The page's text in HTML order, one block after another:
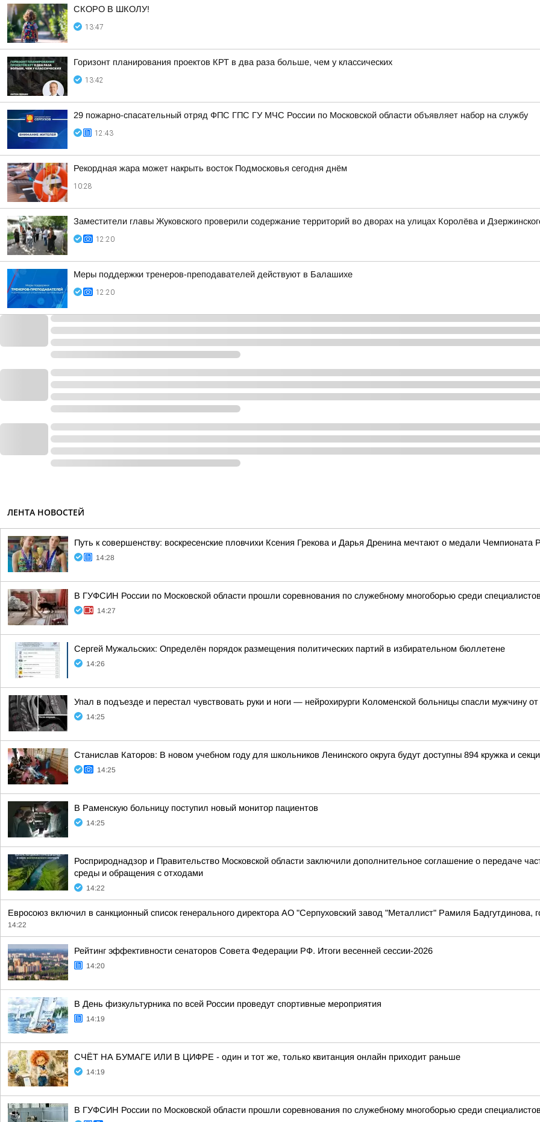
СКОРО В ШКОЛУ!
13:47
Горизонт планирования проектов КРТ в два раза больше, чем у классических
13:42
29 пожарно-спасательный отряд ФПС ГПС ГУ МЧС России по Московской области объявляет набор на службу
12:43
Рекордная жара может накрыть восток Подмосковья сегодня днём
10:28
Заместители главы Жуковского проверили содержание территорий во дворах на улицах Королёва и
12:20
Меры поддержки тренеров-преподавателей действуют в Балашихе
12:20
ЛЕНТА НОВОСТЕЙ
Путь к совершенству: воскресенские пловчихи Ксения Грекова и Дарья Дренина мечтают о медали Чемпионата
14:28
В ГУФСИН России по Московской области прошли соревнования по служебному многоборью среди
14:27
Сергей Мужальских: Определён порядок размещения политических партий в избирательном бюллетене
14:26
Упал в подъезде и перестал чувствовать руки и ноги — нейрохирурги Коломенской больницы спасли мужчину
14:25
Станислав Каторов: В новом учебном году для школьников Ленинского округа будут доступны 894 кружка и
14:25
В Раменскую больницу поступил новый монитор пациентов
14:25
Росприроднадзор и Правительство Московской области заключили дополнительное соглашение о передаче
среды и обращения с отходами
14:22
Евросоюз включил в санкционный список генерального директора АО "Серпуховский завод "Металлист" Рамиля
14:22
Рейтинг эффективности сенаторов Совета Федерации РФ. Итоги весенней сессии-2026
14:20
В День физкультурника по всей России проведут спортивные мероприятия
14:19
СЧЁТ НА БУМАГЕ ИЛИ В ЦИФРЕ - один и тот же, только квитанция онлайн приходит раньше
14:19
В ГУФСИН России по Московской области прошли соревнования по служебному многоборью среди